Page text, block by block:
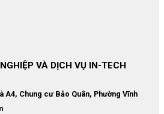
VÀ DỊCH VỤ IN-TECH
A4, Chung cư Bảo Quân, Phường Vĩnh